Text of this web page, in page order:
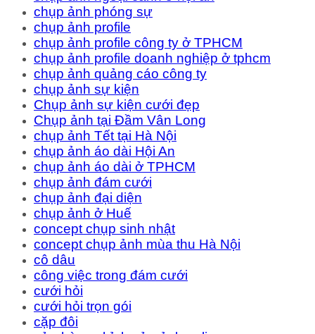
chụp ảnh phóng sự
chụp ảnh profile
chụp ảnh profile công ty ở TPHCM
chụp ảnh profile doanh nghiệp ở tphcm
chụp ảnh quảng cáo công ty
chụp ảnh sự kiện
Chụp ảnh sự kiện cưới đẹp
Chụp ảnh tại Đầm Vân Long
chụp ảnh Tết tại Hà Nội
chụp ảnh áo dài Hội An
chụp ảnh áo dài ở TPHCM
chụp ảnh đám cưới
chụp ảnh đại diện
chụp ảnh ở Huế
concept chụp sinh nhật
concept chụp ảnh mùa thu Hà Nội
cô dâu
công việc trong đám cưới
cưới hỏi
cưới hỏi trọn gói
cặp đôi